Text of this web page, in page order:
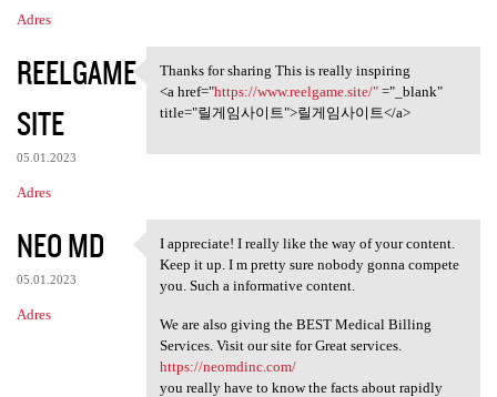
Adres
REELGAME
SITE
05.01.2023
Adres
Thanks for sharing This is
Thanks for sharing This is really inspiring
<a href="https://www.reelgame.site/"="_blank"
title="릴게임사이트">릴게임사이트</a>
NEO MD
05.01.2023
Adres
I appreciate! I really like
I appreciate! I really like the way of your content.
Keep it up. I m pretty sure nobody gonna compete
you. Such a informative content.
We are also giving the BEST Medical Billing
Services. Visit our site for Great services.
https://neomdinc.com/
you really have to know the facts about rapidly